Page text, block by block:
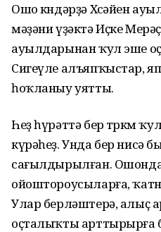
Ошо көндәрҙә Хөсәйен
мәҙәни үҙәктә Иҫке
ауылдарынан ҡул эше
Сигеүле алъяпҡыстар,
һоҡланыу уятты.
Һеҙ һүрәттә бер төркөм
күрәһеҙ. Унда бер нисә
сағылдырылған.
ойоштороусыларға,
Улар берләштерә, алыҫ
оҫталыҡты